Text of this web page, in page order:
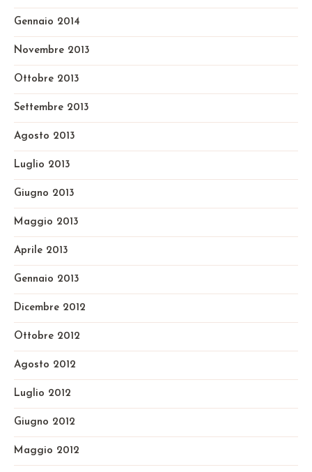
Gennaio 2014
Novembre 2013
Ottobre 2013
Settembre 2013
Agosto 2013
Luglio 2013
Giugno 2013
Maggio 2013
Aprile 2013
Gennaio 2013
Dicembre 2012
Ottobre 2012
Agosto 2012
Luglio 2012
Giugno 2012
Maggio 2012